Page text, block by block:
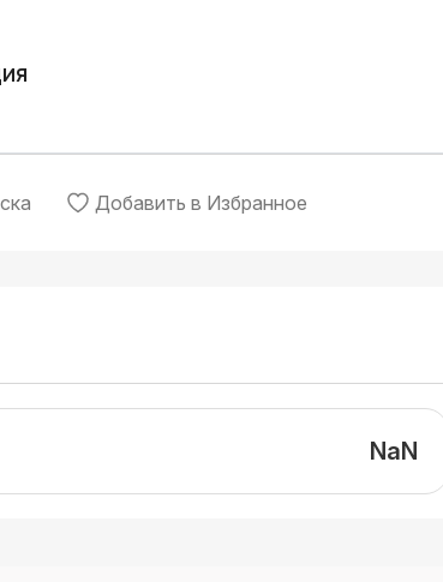
Добавить в Избранное
NaN